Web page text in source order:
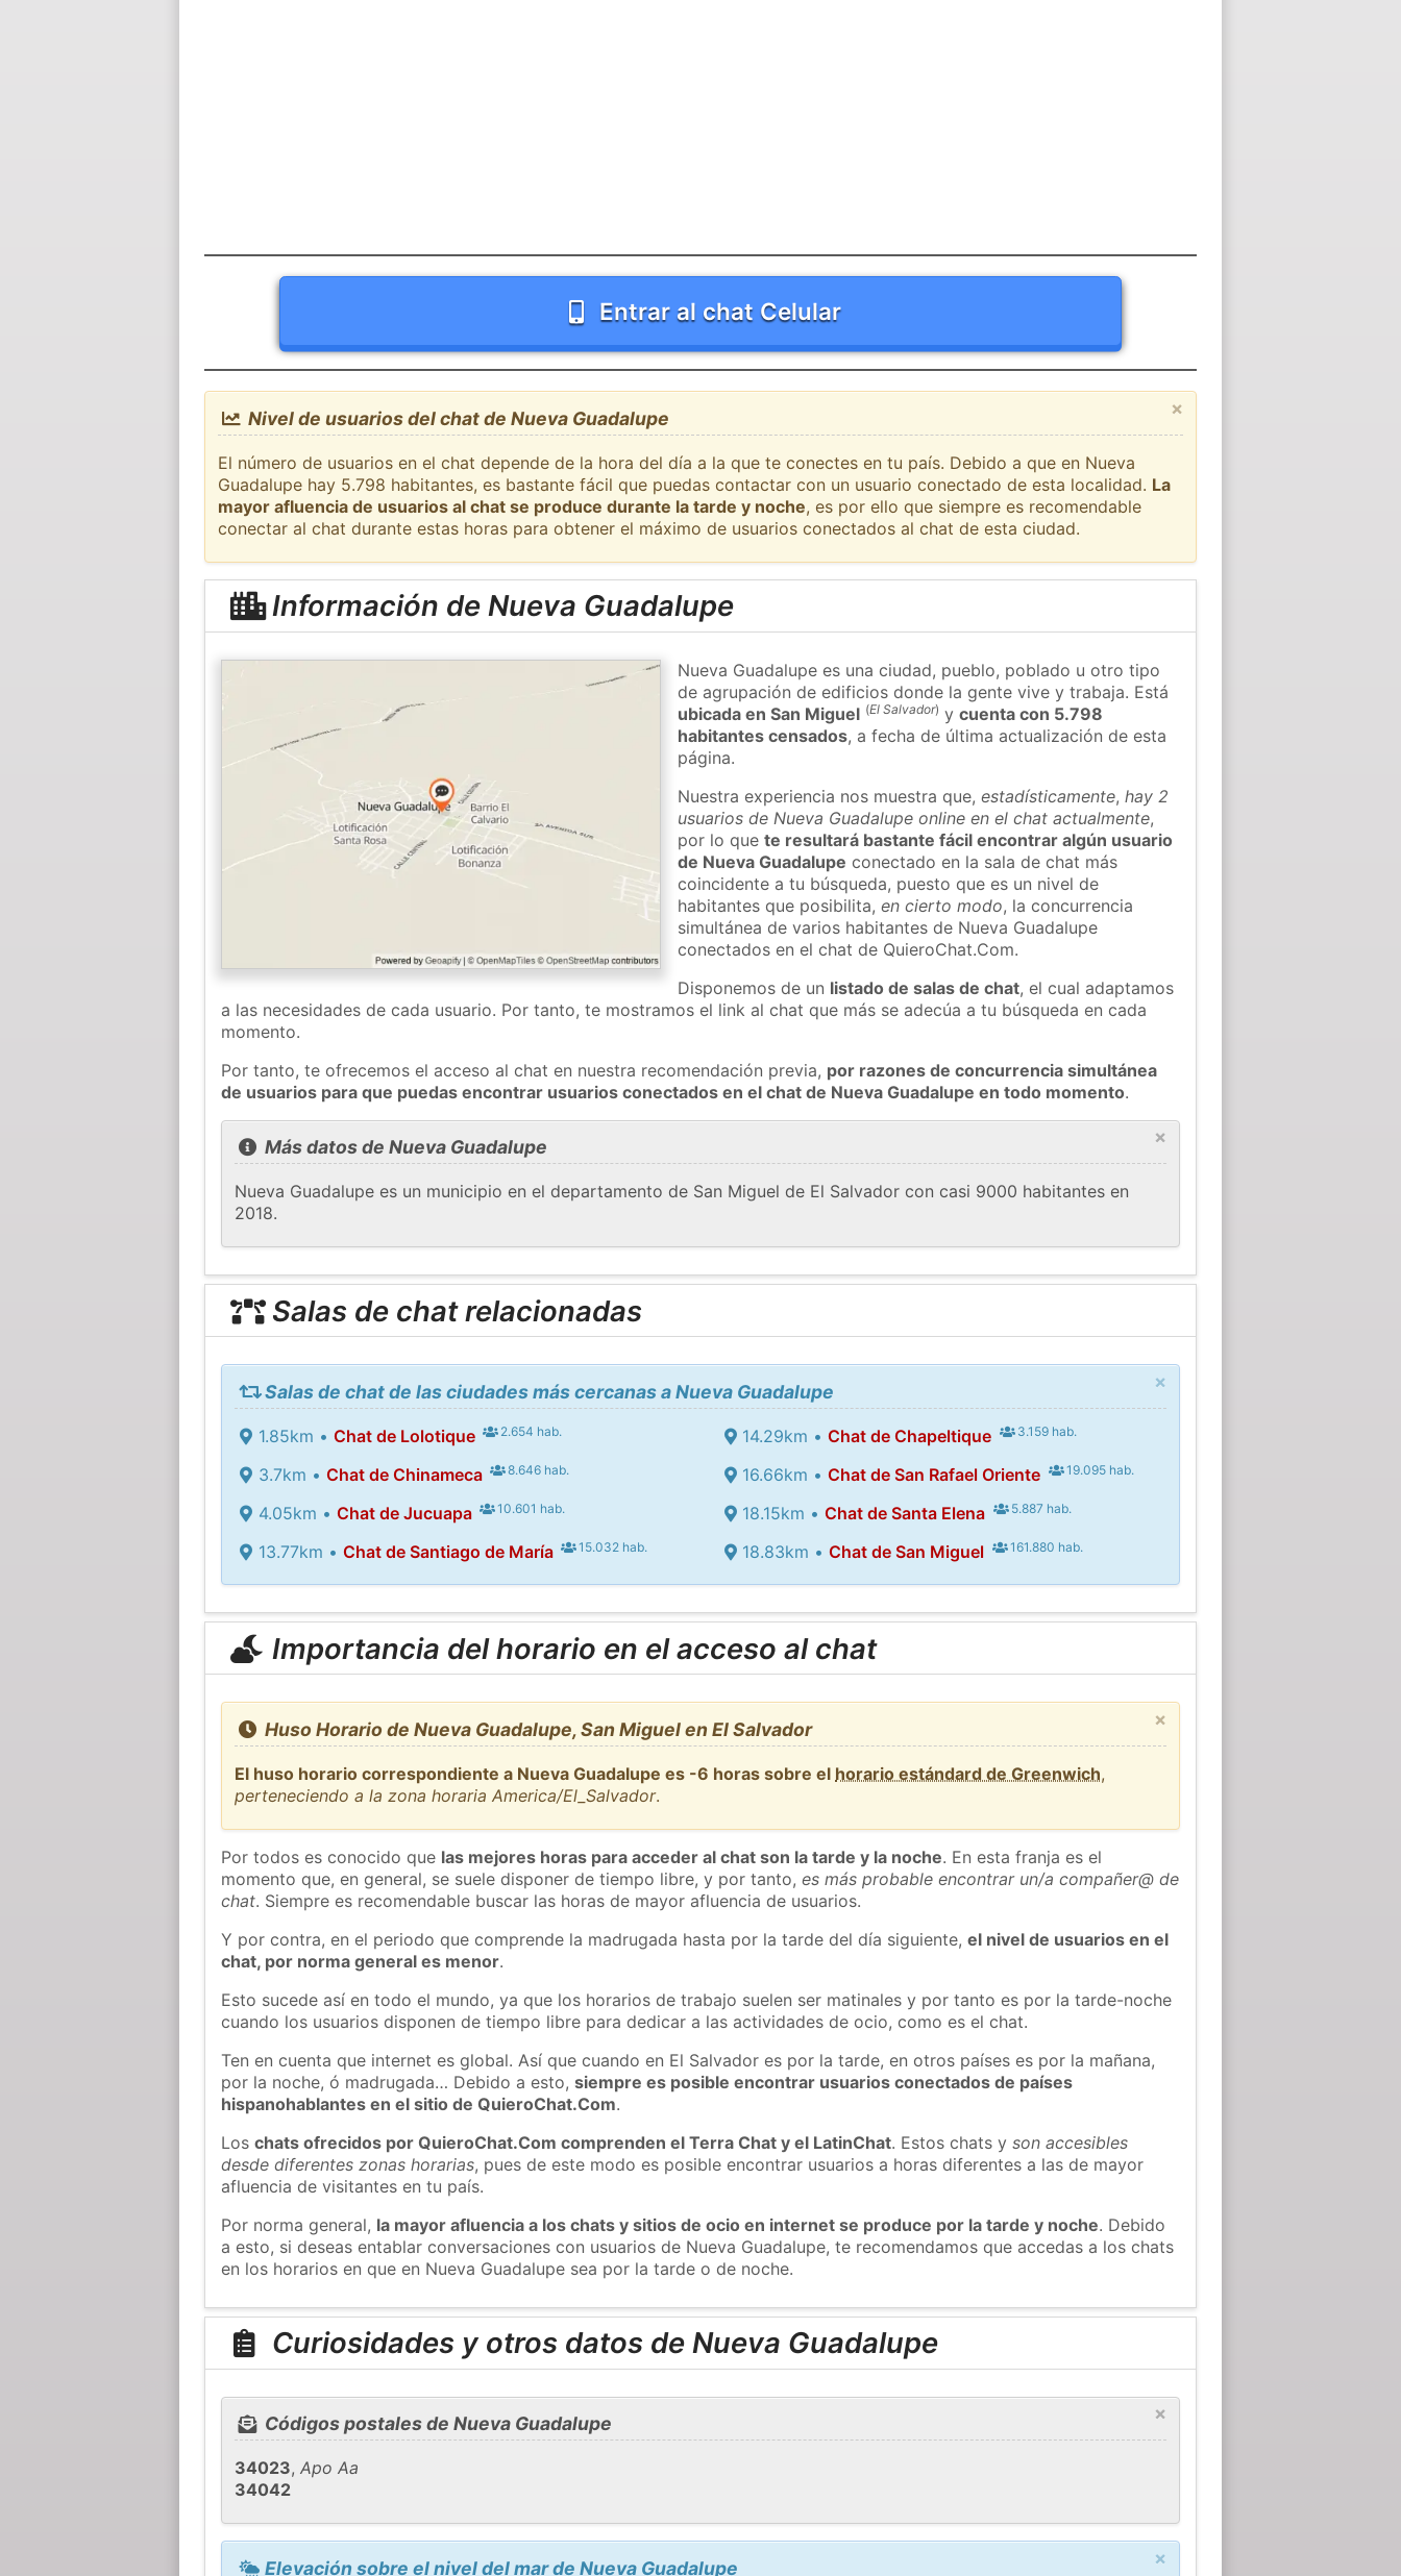
Entrar al chat Celular
×
Nivel de usuarios del chat de Nueva Guadalupe
El número de usuarios en el chat depende de la hora del día a la que te conectes en tu país. Debido a que en Nueva
Guadalupe hay 5.798 habitantes, es bastante fácil que puedas contactar con un usuario conectado de esta localidad. La
mayor afluencia de usuarios al chat se produce durante la tarde y noche, es por ello que siempre es recomendable
conectar al chat durante estas horas para obtener el máximo de usuarios conectados al chat de esta ciudad.
Información de Nueva Guadalupe
Nueva Guadalupe es una ciudad, pueblo, poblado u otro tipo
de agrupación de edificios donde la gente vive y trabaja. Está
ubicada en San Miguel (El Salvador) ycuenta con 5.798
habitantes censados, a fecha de última actualización de esta
página.
Nuestra experiencia nos muestra que,estadísticamente,hay 2
usuarios de Nueva Guadalupe online en el chat actualmente,
por lo quete resultará bastante fácil encontrar algún usuario
de Nueva Guadalupe conectado en la sala de chat más
coincidente a tu búsqueda, puesto que es un nivel de
habitantes que posibilita,en cierto modo, la concurrencia
simultánea de varios habitantes de Nueva Guadalupe
conectados en el chat de QuieroChat.Com.
Disponemos de un listado de salas de chat, el cual adaptamos
a las necesidades de cada usuario. Por tanto, te mostramos el link al chat que más se adecúa a tu búsqueda en cada
momento.
Por tanto, te ofrecemos el acceso al chat en nuestra recomendación previa, por razones de concurrencia simultánea
de usuarios para que puedas encontrar usuarios conectados en el chat de Nueva Guadalupe en todo momento.
×
Más datos de Nueva Guadalupe
Nueva Guadalupe es un municipio en el departamento de San Miguel de El Salvador con casi 9000 habitantes en
2018.
Salas de chat relacionadas
×
Salas de chat de las ciudades más cercanas a Nueva Guadalupe
1.85km • Chat de Lolotique 2.654 hab.
3.7km • Chat de Chinameca 8.646 hab.
4.05km • Chat de Jucuapa 10.601 hab.
13.77km • Chat de Santiago de María 15.032 hab.
14.29km •Chat de Chapeltique 3.159 hab.
16.66km •Chat de San Rafael Oriente 19.095 hab.
18.15km •Chat de Santa Elena 5.887 hab.
18.83km •Chat de San Miguel 161.880 hab.
Importancia del horario en el acceso al chat
×
Huso Horario de Nueva Guadalupe, San Miguel en El Salvador
El huso horario correspondiente a Nueva Guadalupe es -6 horas sobre el horario estándard de Greenwich,
perteneciendo a la zona horaria America/El_Salvador.
Por todos es conocido que las mejores horas para acceder al chat son la tarde y la noche. En esta franja es el
momento que, en general, se suele disponer de tiempo libre, y por tanto,es más probable encontrar un/a compañer@ de
chat. Siempre es recomendable buscar las horas de mayor afluencia de usuarios.
Y por contra, en el periodo que comprende la madrugada hasta por la tarde del día siguiente,el nivel de usuarios en el
chat, por norma general es menor.
Esto sucede así en todo el mundo, ya que los horarios de trabajo suelen ser matinales y por tanto es por la tarde-noche
cuando los usuarios disponen de tiempo libre para dedicar a las actividades de ocio, como es el chat.
Ten en cuenta que internet es global. Así que cuando en El Salvador es por la tarde, en otros países es por la mañana,
por la noche, ó madrugada… Debido a esto,siempre es posible encontrar usuarios conectados de países
hispanohablantes en el sitio de QuieroChat.Com.
Loschats ofrecidos por QuieroChat.Com comprenden el Terra Chat y el LatinChat. Estos chats yson accesibles
desde diferentes zonas horarias, pues de este modo es posible encontrar usuarios a horas diferentes a las de mayor
afluencia de visitantes en tu país.
Por norma general, la mayor afluencia a los chats y sitios de ocio en internet se produce por la tarde y noche. Debido
a esto, si deseas entablar conversaciones con usuarios de Nueva Guadalupe, te recomendamos que accedas a los chats
en los horarios en que en Nueva Guadalupe sea por la tarde o de noche.
Curiosidades y otros datos de Nueva Guadalupe
×
Códigos postales de Nueva Guadalupe
34023,Apo Aa
34042
×
Elevación sobre el nivel del mar de Nueva Guadalupe